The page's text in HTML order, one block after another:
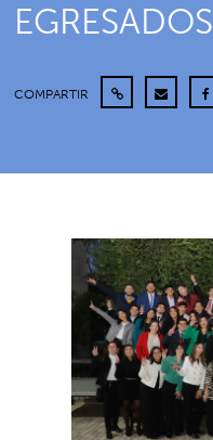
EGRESADOS
COMPARTIR